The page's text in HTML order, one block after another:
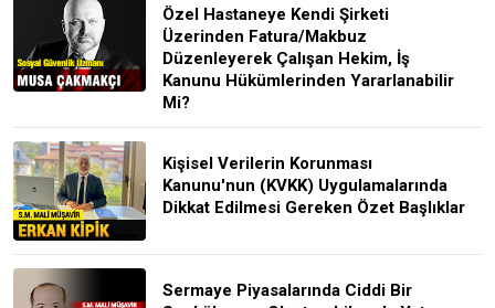
Özel Hastaneye Kendi Şirketi
Üzerinden Fatura/Makbuz
Düzenleyerek Çalışan Hekim, İş
Kanunu Hükümlerinden Yararlanabilir
Mi?
Kişisel Verilerin Korunması
Kanunu'nun (KVKK) Uygulamalarında
Dikkat Edilmesi Gereken Özet Başlıklar
Sermaye Piyasalarında Ciddi Bir